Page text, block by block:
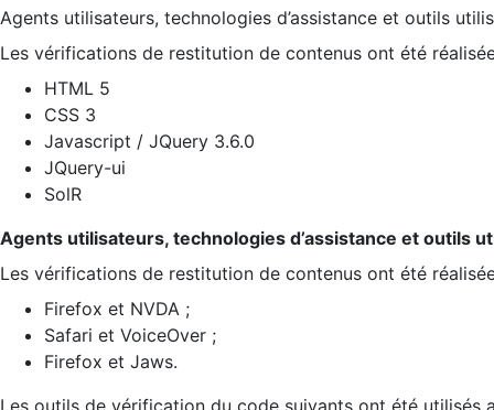
Agents utilisateurs, technologies d’assistance et outils
Les vérifications de restitution de contenus ont été
HTML 5
CSS 3
Javascript / JQuery 3.6.0
JQuery-ui
SolR
Agents utilisateurs, technologies d’assistance et outils
Les vérifications de restitution de contenus ont été
Firefox et NVDA ;
Safari et VoiceOver ;
Firefox et Jaws.
Les outils de vérification du code suivants ont été utilisés